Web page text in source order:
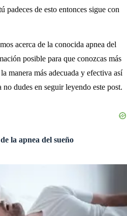
padeces de esto entonces sigue con
acerca de la conocida apnea del
posible para que conozcas más
manera más adecuada y efectiva así
no dudes en seguir leyendo este post.
la apnea del sueño